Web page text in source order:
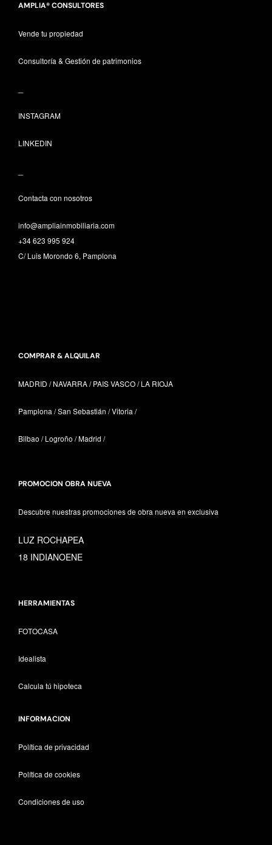
AMPLIA® CONSULTORES
Vende tu propiedad
Consultoría & Gestión de patrimonios
INSTAGRAM
LINKEDIN
Contacta con nosotros
info@ampliainmobiliaria.com
+34 623 995 924
C/ Luis Morondo 6, Pamplona
COMPRAR & ALQUILAR
MADRID / NAVARRA /PAIS VASCO /LA RIOJA
Pamplona / San Sebastián / Vitoria /
Bilbao / Logroño / Madrid /
PROMOCION OBRA NUEVA
Descubre nuestras promociones de obra nueva en exclusiva
LUZ ROCHAPEA
18 INDIANOENE
HERRAMIENTAS
FOTOCASA
Idealista
Calcula tú hipoteca
INFORMACION
Política de privacidad
Política de cookies
Condiciones de uso